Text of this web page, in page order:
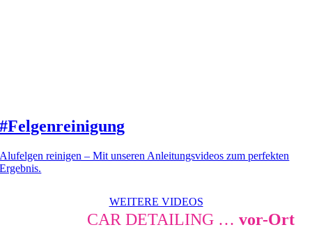
#Felgenreinigung
Alufelgen reinigen – Mit unseren Anleitungsvideos zum perfekten
Ergebnis.
WEITERE VIDEOS
CAR DETAILING … vor-Ort